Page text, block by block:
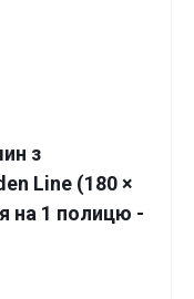
з
Line (180 ×
на 1 полицю -